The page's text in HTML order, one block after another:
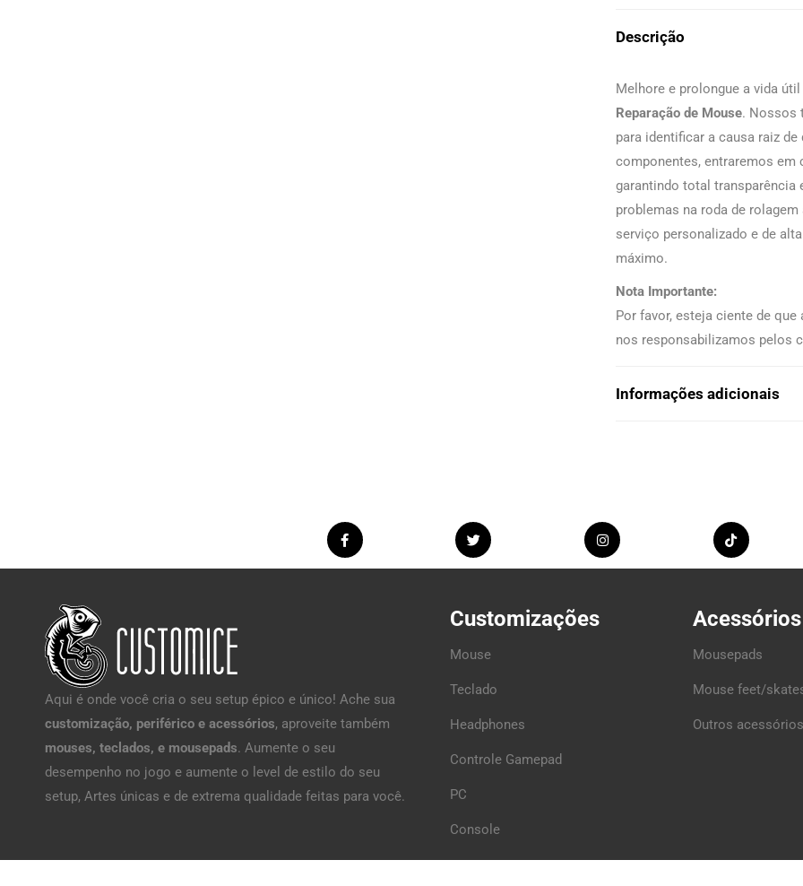
Descrição
Melhore e prolongue a vida
Reparação de Mouse. Nossos
para identificar a causa raiz
componentes, entraremos em
garantindo total transparência
problemas na roda de
serviço personalizado e de
máximo.
Nota Importante:
Por favor, esteja ciente de
nos responsabilizamos pelos
Informações adicionais
Aqui é onde você cria o seu setup épico e único! Ache sua
customização, periférico e acessórios, aproveite também
mouses, teclados, e mousepads. Aumente o seu
desempenho no jogo e aumente o level de estilo do seu
setup, Artes únicas e de extrema qualidade feitas para você.
Customizações
Mouse
Teclado
Headphones
Controle Gamepad
PC
Console
Acessórios
Mousepads
Mouse feet/
Outros